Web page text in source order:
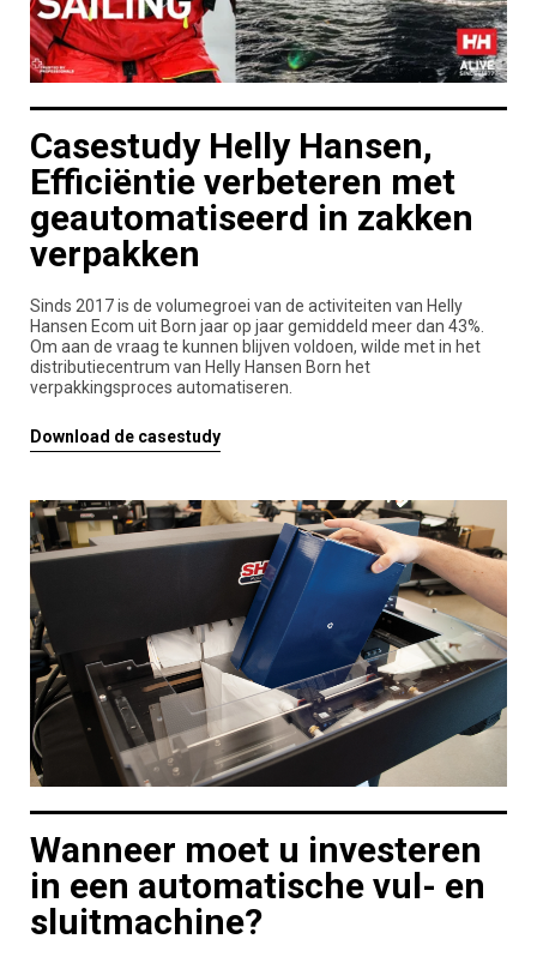
Casestudy Helly Hansen,
Efficiëntie verbeteren met
geautomatiseerd in zakken
verpakken
Sinds 2017 is de volumegroei van de activiteiten van Helly
Hansen Ecom uit Born jaar op jaar gemiddeld meer dan 43%.
Om aan de vraag te kunnen blijven voldoen, wilde met in het
distributiecentrum van Helly Hansen Born het
verpakkingsproces automatiseren.
Download de casestudy
Wanneer moet u investeren
in een automatische vul- en
sluitmachine?